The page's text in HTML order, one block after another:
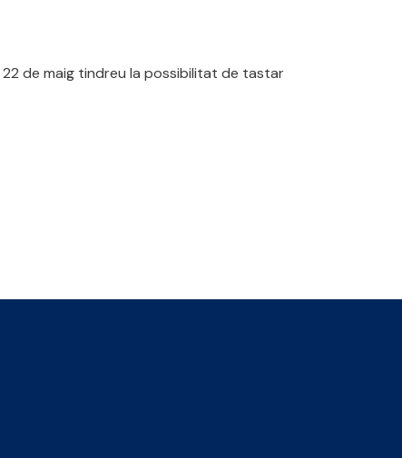
22 de maig tindreu la possibilitat de tastar